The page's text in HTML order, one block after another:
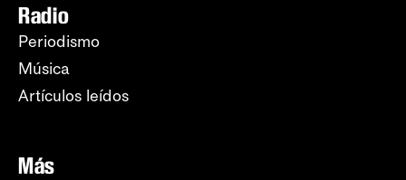
Radio
Periodismo
Música
Artículos leídos
Más